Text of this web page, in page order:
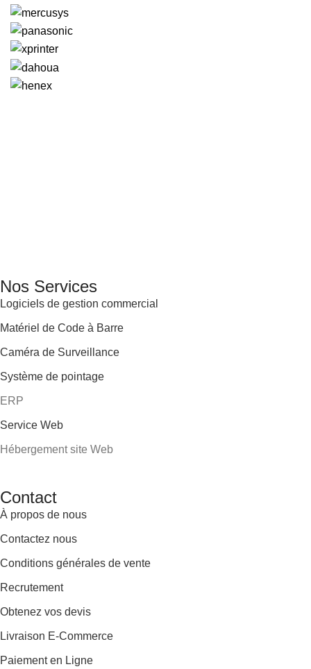
Nos Services
Logiciels de gestion commercial
Matériel de Code à Barre
Caméra de Surveillance
Système de pointage
ERP
Service Web
Hébergement site Web
Contact
À propos de nous
Contactez nous
Conditions générales de vente
Recrutement
Obtenez vos devis
Livraison E-Commerce
Paiement en Ligne